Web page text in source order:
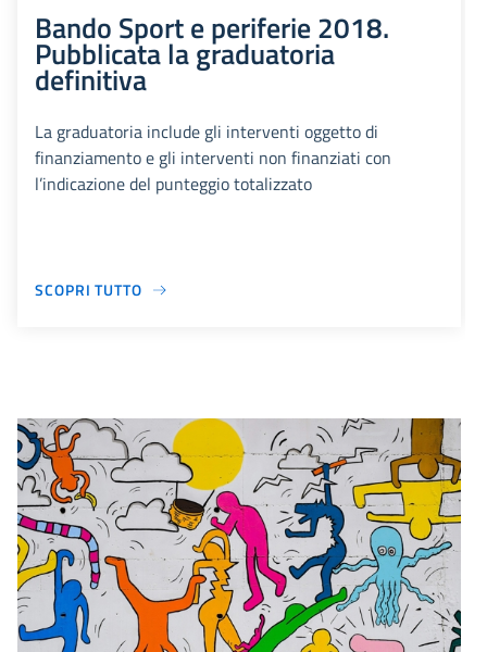
Bando Sport e periferie 2018.
Pubblicata la graduatoria
definitiva
La graduatoria include gli interventi oggetto di
finanziamento e gli interventi non finanziati con
l’indicazione del punteggio totalizzato
SCOPRI TUTTO